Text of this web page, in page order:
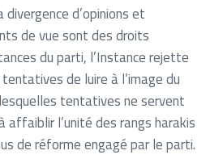
d’opinions et
de vue sont des droits
du parti, l’Instance rejette
de luire à l’image du
tentatives ne servent
l’unité des rangs harakis
de réforme engagé par le parti.